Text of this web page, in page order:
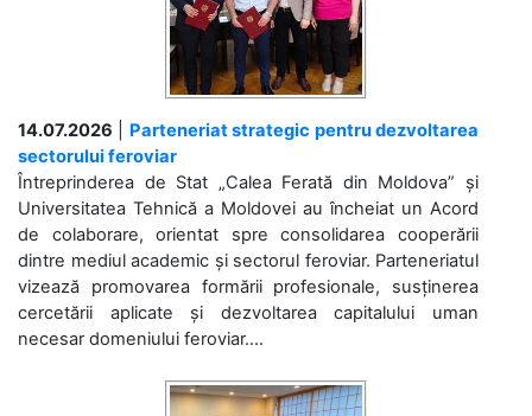
14.07.2026
Parteneriat strategic pentru dezvoltarea
sectorului feroviar
Întreprinderea de Stat „Calea Ferată din Moldova” și
Universitatea Tehnică a Moldovei au încheiat un Acord
de colaborare, orientat spre consolidarea cooperării
dintre mediul academic și sectorul feroviar. Parteneriatul
vizează promovarea formării profesionale, susținerea
cercetării aplicate și dezvoltarea capitalului uman
necesar domeniului feroviar....